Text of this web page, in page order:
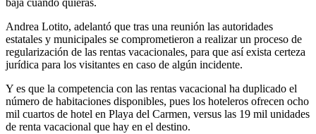
baja cuando quieras.
Andrea Lotito, adelantó que tras una reunión las autoridades
estatales y municipales se comprometieron a realizar un proceso de
regularización de las rentas vacacionales, para que así exista certeza
jurídica para los visitantes en caso de algún incidente.
Y es que la competencia con las rentas vacacional ha duplicado el
número de habitaciones disponibles, pues los hoteleros ofrecen ocho
mil cuartos de hotel en Playa del Carmen, versus las 19 mil unidades
de renta vacacional que hay en el destino.